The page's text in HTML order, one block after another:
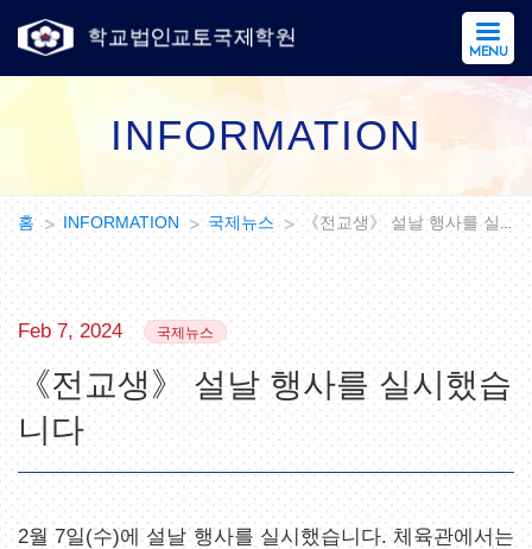
MENU
INFORMATION
홈 INFORMATION 국제뉴스 《전교생》 설날 행사를 실시했습니다
Feb 7, 2024 국제뉴스
《전교생》 설날 행사를 실시했습
니다
2월 7일(수)에 설날 행사를 실시했습니다. 체육관에서는